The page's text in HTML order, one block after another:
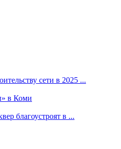
сети в 2025 ...
в Коми
благоустроят в ...